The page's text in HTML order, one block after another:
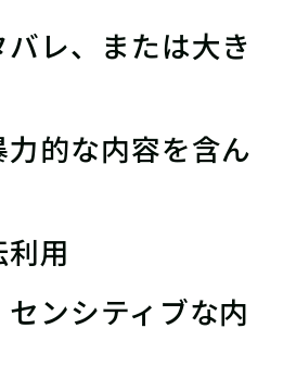
レ、または大き
的な内容を含ん
用
ンシティブな内